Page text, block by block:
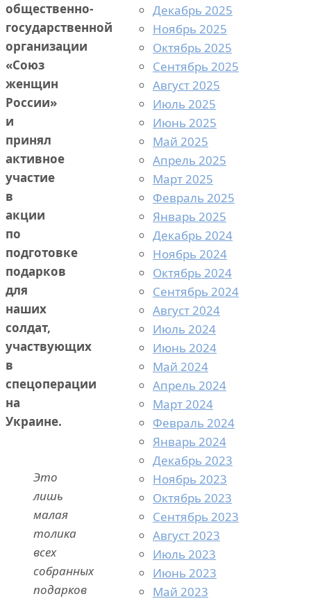
общественно-
государственной
организации
«Союз
женщин
России»
и
принял
активное
участие
в
акции
по
подготовке
подарков
для
наших
солдат,
участвующих
в
спецоперации
на
Украине.
Это
лишь
малая
толика
всех
собранных
подарков
Декабрь 2025
Ноябрь 2025
Октябрь 2025
Сентябрь 2025
Август 2025
Июль 2025
Июнь 2025
Май 2025
Апрель 2025
Март 2025
Февраль 2025
Январь 2025
Декабрь 2024
Ноябрь 2024
Октябрь 2024
Сентябрь 2024
Август 2024
Июль 2024
Июнь 2024
Май 2024
Апрель 2024
Март 2024
Февраль 2024
Январь 2024
Декабрь 2023
Ноябрь 2023
Октябрь 2023
Сентябрь 2023
Август 2023
Июль 2023
Июнь 2023
Май 2023